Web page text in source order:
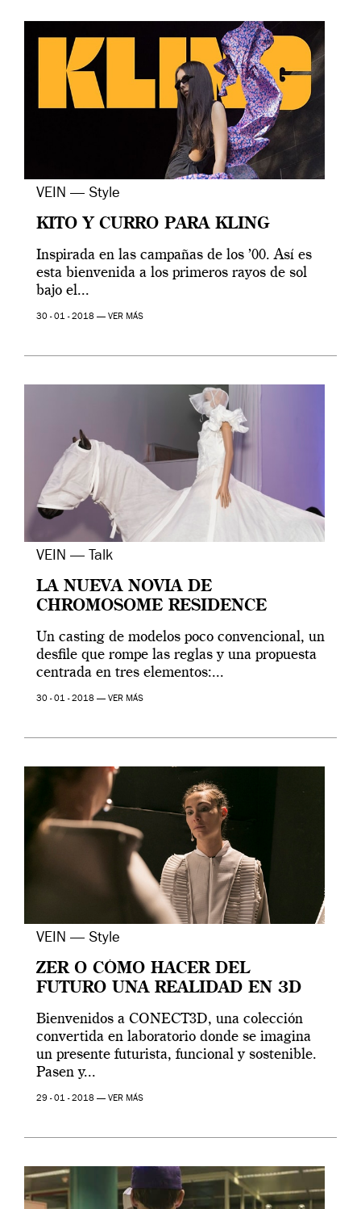
VEIN — Style
KITO Y CURRO PARA KLING
Inspirada en las campañas de los ’00. Así es
esta bienvenida a los primeros rayos de sol
bajo el...
30 - 01 - 2018 — VER MÁS
VEIN — Talk
LA NUEVA NOVIA DE
CHROMOSOME RESIDENCE
Un casting de modelos poco convencional, un
desfile que rompe las reglas y una propuesta
centrada en tres elementos:...
30 - 01 - 2018 — VER MÁS
VEIN — Style
ZER O CÓMO HACER DEL
FUTURO UNA REALIDAD EN 3D
Bienvenidos a CONECT3D, una colección
convertida en laboratorio donde se imagina
un presente futurista, funcional y sostenible.
Pasen y...
29 - 01 - 2018 — VER MÁS